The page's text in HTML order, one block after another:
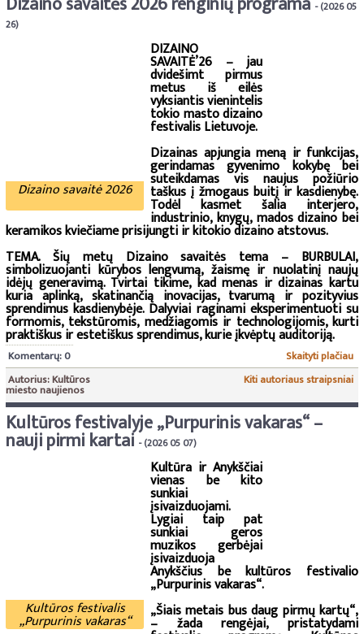
- (2026 05
26)
Dizaino savaitė 2026
DIZAINO
SAVAITĖ’26 – jau
dvidešimt pirmus
metus iš eilės
vyksiantis vienintelis
tokio masto dizaino
festivalis Lietuvoje.
Dizainas apjungia meną ir funkcijas,
gerindamas gyvenimo kokybę bei
suteikdamas vis naujus požiūrio
taškus į žmogaus buitį ir kasdienybę.
Todėl kasmet šalia interjero,
industrinio, knygų, mados dizaino bei
keramikos kviečiame prisijungti ir kitokio dizaino atstovus.
TEMA. Šių metų Dizaino savaitės tema – BURBULAI,
simbolizuojanti kūrybos lengvumą, žaismę ir nuolatinį naujų
idėjų generavimą. Tvirtai tikime, kad menas ir dizainas kartu
kuria aplinką, skatinančią inovacijas, tvarumą ir pozityvius
sprendimus kasdienybėje. Dalyviai raginami eksperimentuoti su
formomis, tekstūromis, medžiagomis ir technologijomis, kurti
praktiškus ir estetiškus sprendimus, kurie įkvėptų auditoriją.
Skaityti plačiau
Komentarų: 0
Kiti autoriaus straipsniai
Autorius: Kultūros
miesto naujienos
Kultūros festivalyje „Purpurinis vakaras“ –
nauji pirmi kartai- (2026 05 07)
Kultūros festivalis
„Purpurinis vakaras“
Kultūra ir Anykščiai
vienas be kito
sunkiai
įsivaizduojami.
Lygiai taip pat
sunkiai geros
muzikos gerbėjai
įsivaizduoja
Anykščius be kultūros festivalio
„Purpurinis vakaras“.
„Šiais metais bus daug pirmų kartų“,
– žada rengėjai, pristatydami